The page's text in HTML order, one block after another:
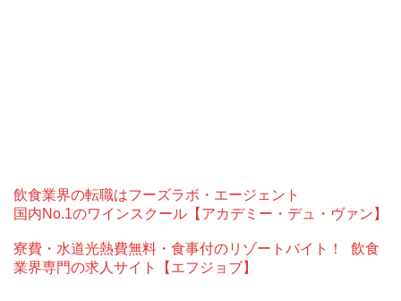
飲食業界の転職はフーズラボ・エージェント
国内No.1のワインスクール【アカデミー・デュ・ヴァン】
寮費・水道光熱費無料・食事付のリゾートバイト！
飲食
業界専門の求人サイト【エフジョブ】